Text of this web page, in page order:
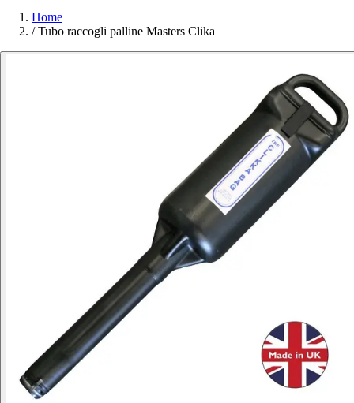
Home
/ Tubo raccogli palline Masters Clika